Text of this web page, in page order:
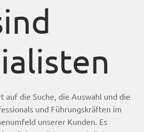
auf die Suche, die Auswahl und die
und Führungskräften im
unserer Kunden. Es